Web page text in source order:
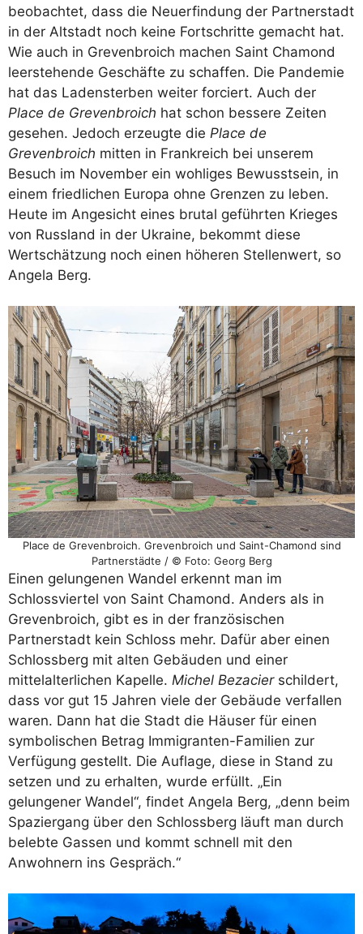
beobachtet, dass die Neuerfindung der Partnerstadt
in der Altstadt noch keine Fortschritte gemacht hat.
Wie auch in Grevenbroich machen Saint Chamond
leerstehende Geschäfte zu schaffen. Die Pandemie
hat das Ladensterben weiter forciert. Auch der
Place de Grevenbroich hat schon bessere Zeiten
gesehen. Jedoch erzeugte die Place de
Grevenbroich mitten in Frankreich bei unserem
Besuch im November ein wohliges Bewusstsein, in
einem friedlichen Europa ohne Grenzen zu leben.
Heute im Angesicht eines brutal geführten Krieges
von Russland in der Ukraine, bekommt diese
Wertschätzung noch einen höheren Stellenwert, so
Angela Berg.
Place de Grevenbroich. Grevenbroich und Saint-Chamond sind
Partnerstädte / © Foto: Georg Berg
Einen gelungenen Wandel erkennt man im
Schlossviertel von Saint Chamond. Anders als in
Grevenbroich, gibt es in der französischen
Partnerstadt kein Schloss mehr. Dafür aber einen
Schlossberg mit alten Gebäuden und einer
mittelalterlichen Kapelle. Michel Bezacierschildert,
dass vor gut 15 Jahren viele der Gebäude verfallen
waren. Dann hat die Stadt die Häuser für einen
symbolischen Betrag Immigranten-Familien zur
Verfügung gestellt. Die Auflage, diese in Stand zu
setzen und zu erhalten, wurde erfüllt. „Ein
gelungener Wandel“, findet Angela Berg, „denn beim
Spaziergang über den Schlossberg läuft man durch
belebte Gassen und kommt schnell mit den
Anwohnern ins Gespräch.“